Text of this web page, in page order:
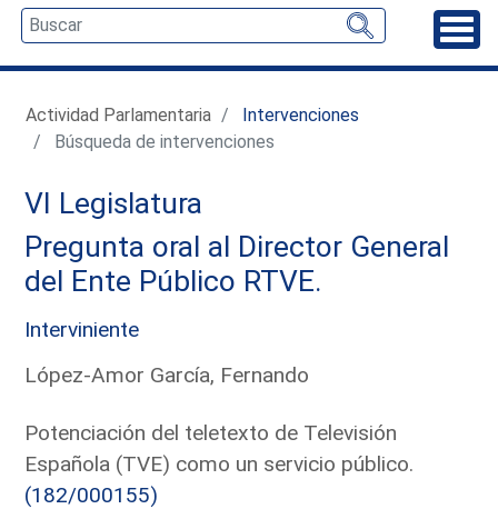
Actividad Parlamentaria
Intervenciones
Búsqueda de intervenciones
VI Legislatura
Pregunta oral al Director General
del Ente Público RTVE.
Interviniente
López-Amor García, Fernando
Potenciación del teletexto de Televisión
Española (TVE) como un servicio público.
(182/000155)